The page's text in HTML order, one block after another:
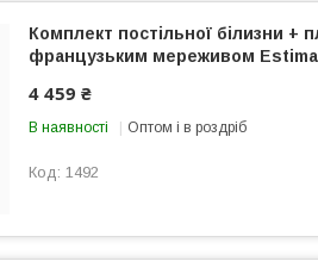
Комплект постільної білизни +
французьким мереживом
4 459 ₴
В наявності Оптом і в роздріб
1492